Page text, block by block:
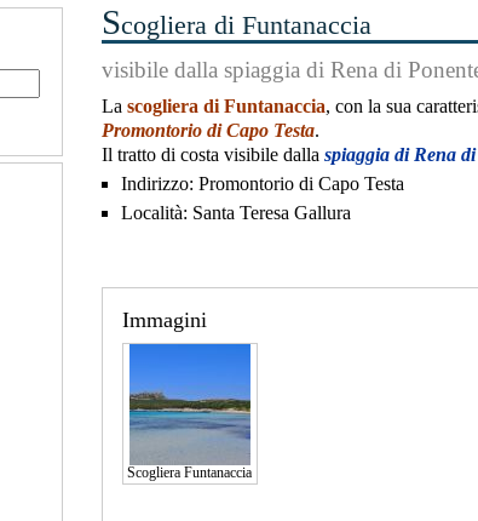
Scogliera di Funtanaccia
visibile dalla spiaggia di Rena di
La scogliera di Funtanaccia, con la sua
Promontorio di Capo Testa.
Il tratto di costa visibile dalla spiaggia di Rena
Indirizzo: Promontorio di Capo Testa
Località: Santa Teresa Gallura
Immagini
Scogliera Funtanaccia